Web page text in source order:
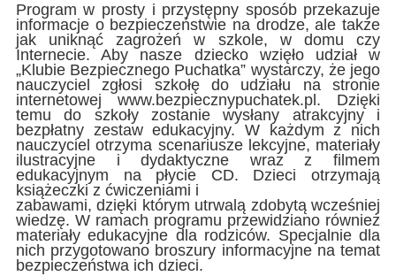
Program w prosty i przystępny sposób przekazuje
informacje o bezpieczeństwie na drodze, ale także
jak uniknąć zagrożeń w szkole, w domu czy
Internecie. Aby nasze dziecko wzięło udział w
„Klubie Bezpiecznego Puchatka” wystarczy, że jego
nauczyciel zgłosi szkołę do udziału na stronie
internetowej www.bezpiecznypuchatek.pl. Dzięki
temu do szkoły zostanie wysłany atrakcyjny i
bezpłatny zestaw edukacyjny. W każdym z nich
nauczyciel otrzyma scenariusze lekcyjne, materiały
ilustracyjne i dydaktyczne wraz z filmem
edukacyjnym na płycie CD. Dzieci otrzymają
książeczki z ćwiczeniami i
zabawami, dzięki którym utrwalą zdobytą wcześniej
wiedzę. W ramach programu przewidziano również
materiały edukacyjne dla rodziców. Specjalnie dla
nich przygotowano broszury informacyjne na temat
bezpieczeństwa ich dzieci.